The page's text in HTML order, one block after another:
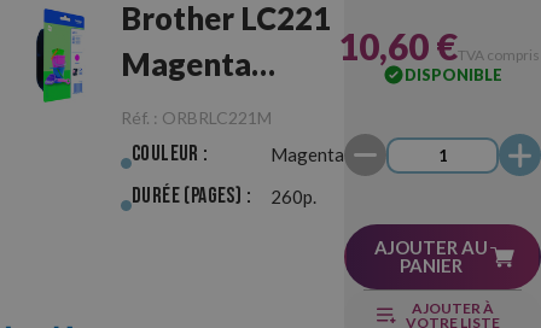
Brother LC221
Magenta
Originale
Réf. : ORBRLC221M
Couleur : Magenta
Durée (pages) : 260p.
10,60 €TVA
DISPONIBLE
AJOUTER AU
PANIER
AJOUTER À
VOTRE LISTE